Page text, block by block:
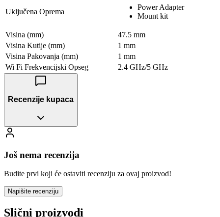
Uključena Oprema
Power Adapter
Mount kit
Visina (mm)
47.5 mm
Visina Kutije (mm)
1 mm
Visina Pakovanja (mm)
1 mm
Wi Fi Frekvencijski Opseg
2.4 GHz/5 GHz
Recenzije kupaca
Još nema recenzija
Budite prvi koji će ostaviti recenziju za ovaj proizvod!
Napišite recenziju
Slični proizvodi